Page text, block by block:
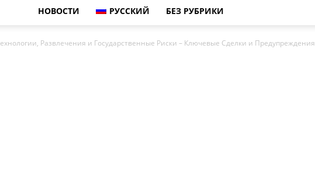
НОВОСТИ РУССКИЙ БЕЗ РУБРИКИ
Развлечения и Государственные Риски – Ключевые Сделки и Предупреждения